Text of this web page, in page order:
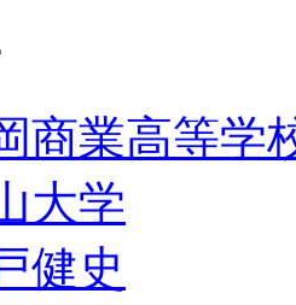
商業高等学
大学
健史